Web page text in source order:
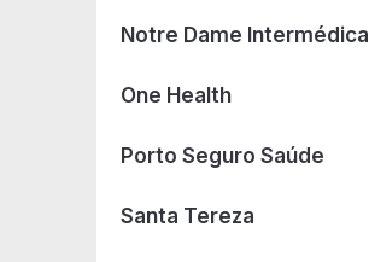
Notre Dame Intermédica
One Health
Porto Seguro Saúde
Santa Tereza